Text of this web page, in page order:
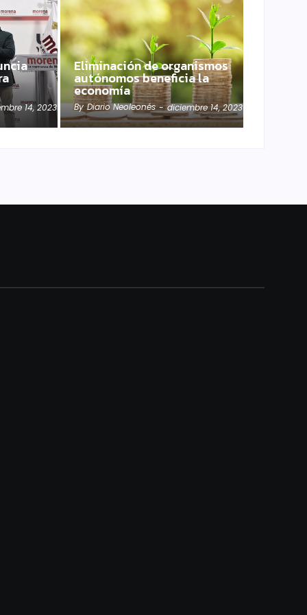
14, 2023
Eliminación de organismos
autónomos beneficia la
economía
By Diario Neoleonés - diciembre 14, 2023